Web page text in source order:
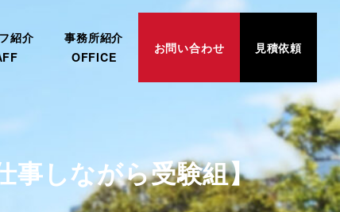
紹介
事務所紹介
OFFICE
お問い合わせ 見積依頼
事しながら受験組】